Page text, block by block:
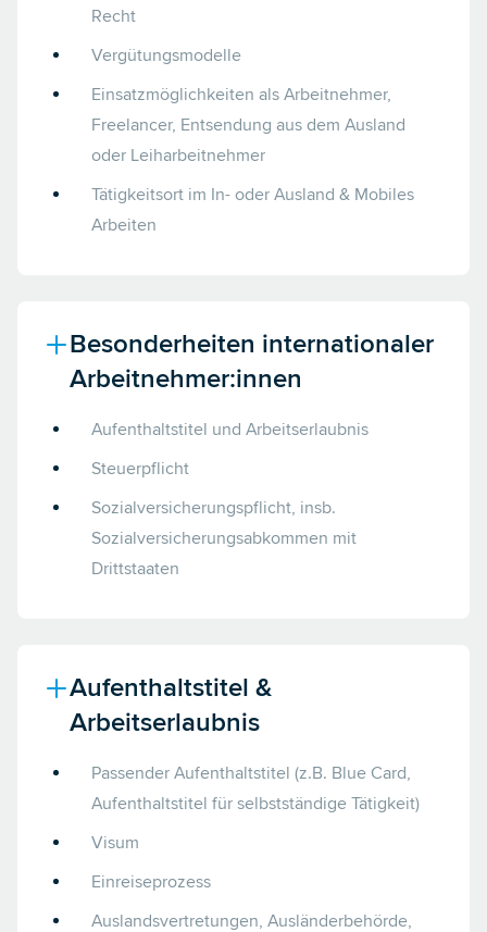
Recht
Vergütungsmodelle
Einsatzmöglichkeiten als Arbeitnehmer,
Freelancer, Entsendung aus dem Ausland
oder Leiharbeitnehmer
Tätigkeitsort im In- oder Ausland & Mobiles
Arbeiten
Besonderheiten internationaler
Arbeitnehmer:innen
Aufenthaltstitel und Arbeitserlaubnis
Steuerpflicht
Sozialversicherungspflicht, insb.
Sozialversicherungsabkommen mit
Drittstaaten
Aufenthaltstitel &
Arbeitserlaubnis
Passender Aufenthaltstitel (z.B. Blue Card,
Aufenthaltstitel für selbstständige Tätigkeit)
Visum
Einreiseprozess
Auslandsvertretungen, Ausländerbehörde,